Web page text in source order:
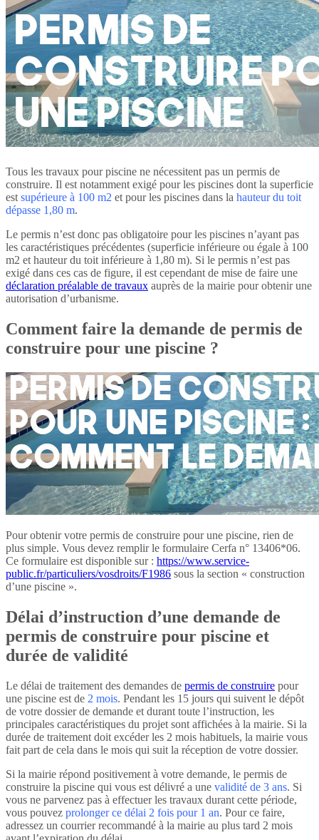
Tous les travaux pour piscine ne nécessitent pas un permis de
construire. Il est notamment exigé pour les piscines dont la superficie
est supérieure à 100 m2 et pour les piscines dans la hauteur du toit
dépasse 1,80 m.
Le permis n’est donc pas obligatoire pour les piscines n’ayant pas
les caractéristiques précédentes (superficie inférieure ou égale à 100
m2 et hauteur du toit inférieure à 1,80 m). Si le permis n’est pas
exigé dans ces cas de figure, il est cependant de mise de faire une
déclaration préalable de travaux auprès de la mairie pour obtenir une
autorisation d’urbanisme.
Comment faire la demande de permis de
construire pour une piscine ?
Pour obtenir votre permis de construire pour une piscine, rien de
plus simple. Vous devez remplir le formulaire Cerfa n° 13406*06.
Ce formulaire est disponible sur : https://www.service-
public.fr/particuliers/vosdroits/F1986 sous la section « construction
d’une piscine ».
Délai d’instruction d’une demande de
permis de construire pour piscine et
durée de validité
Le délai de traitement des demandes de permis de construire pour
une piscine est de 2 mois. Pendant les 15 jours qui suivent le dépôt
de votre dossier de demande et durant toute l’instruction, les
principales caractéristiques du projet sont affichées à la mairie. Si la
durée de traitement doit excéder les 2 mois habituels, la mairie vous
fait part de cela dans le mois qui suit la réception de votre dossier.
Si la mairie répond positivement à votre demande, le permis de
construire la piscine qui vous est délivré a une validité de 3 ans. Si
vous ne parvenez pas à effectuer les travaux durant cette période,
vous pouvez prolonger ce délai 2 fois pour 1 an. Pour ce faire,
adressez un courrier recommandé à la mairie au plus tard 2 mois